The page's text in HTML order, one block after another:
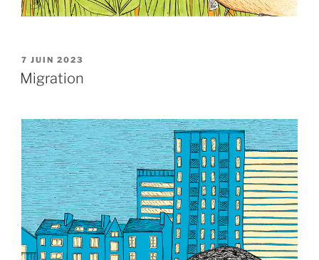
PUBLIÉ
LE
7 JUIN 2023
Migration